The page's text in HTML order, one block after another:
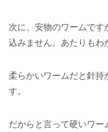
次に、安物のワームです
込みません。あたりもわ
柔らかいワームだと針持
す。
だからと言って硬いワー